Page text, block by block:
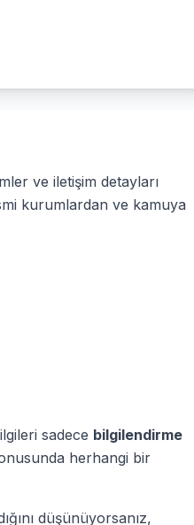
ve iletişim detayları
kurumlardan ve kamuya
sadece bilgilendirme
herhangi bir
düşünüyorsanız,